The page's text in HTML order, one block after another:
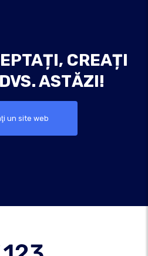
CREAȚI
ASTĂZI!
un site web